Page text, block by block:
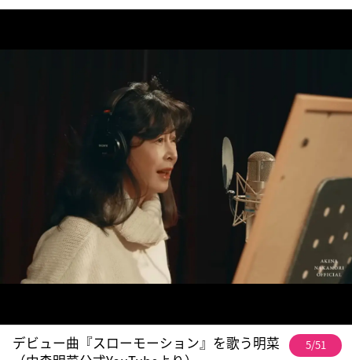
デビュー曲『スローモーション』を歌う明菜
5/51